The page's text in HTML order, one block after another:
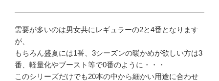
需要が多いのは男女共にレギュラーの2と4番となります
が、
もちろん盛夏には1番、3シーズンの暖かめが欲しい方は3
番、軽量化やブースト等で0番のように・・・
このシリーズだけでも20本の中から細かい用途に合わせ